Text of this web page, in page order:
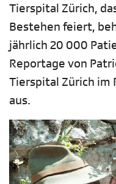
Tierspital Zürich,
Bestehen feiert,
jährlich 20 000
Reportage von
Tierspital Zürich im
aus.